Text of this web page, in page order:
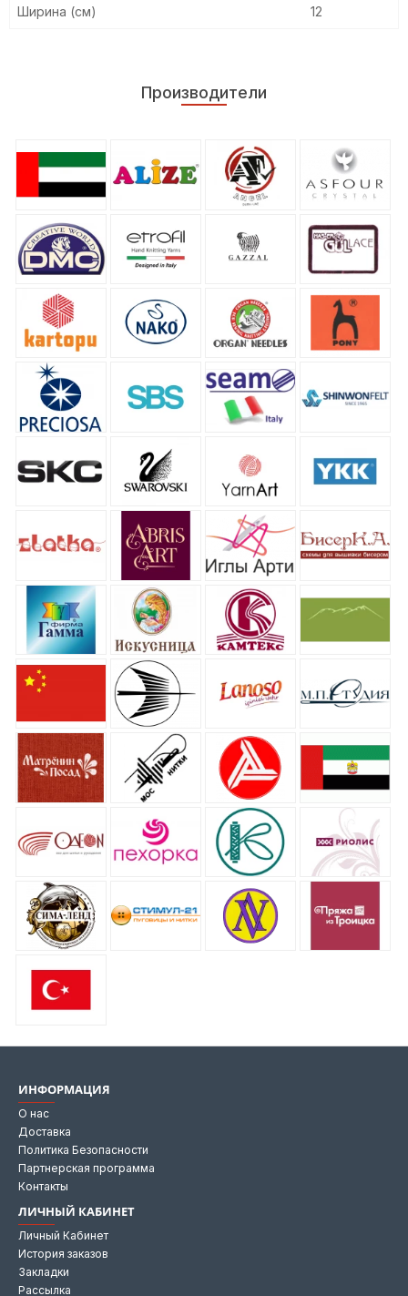
Ширина (см) 12
Производители
ИНФОРМАЦИЯ
О нас
Доставка
Политика Безопасности
Партнерская программа
Контакты
ЛИЧНЫЙ КАБИНЕТ
Личный Кабинет
История заказов
Закладки
Рассылка